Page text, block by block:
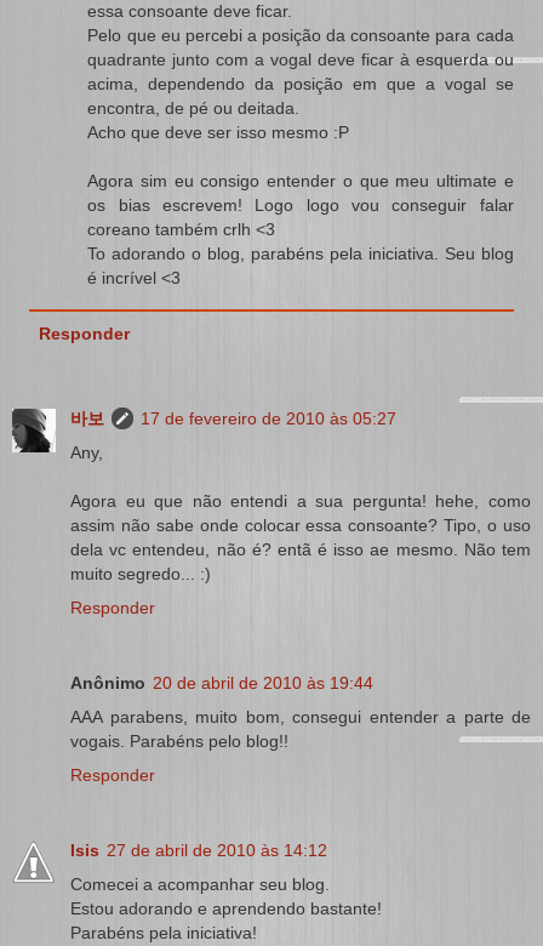
essa consoante deve ficar.
Pelo que eu percebi a posição da consoante para cada
quadrante junto com a vogal deve ficar à esquerda ou
acima, dependendo da posição em que a vogal se
encontra, de pé ou deitada.
Acho que deve ser isso mesmo :P
Agora sim eu consigo entender o que meu ultimate e
os bias escrevem! Logo logo vou conseguir falar
coreano também crlh <3
To adorando o blog, parabéns pela iniciativa. Seu blog
é incrível <3
Responder
바보
17 de fevereiro de 2010 às 05:27
Any,
Agora eu que não entendi a sua pergunta! hehe, como
assim não sabe onde colocar essa consoante? Tipo, o uso
dela vc entendeu, não é? entã é isso ae mesmo. Não tem
muito segredo... :)
Responder
Anônimo 20 de abril de 2010 às 19:44
AAA parabens, muito bom, consegui entender a parte de
vogais. Parabéns pelo blog!!
Responder
Isis 27 de abril de 2010 às 14:12
Comecei a acompanhar seu blog.
Estou adorando e aprendendo bastante!
Parabéns pela iniciativa!